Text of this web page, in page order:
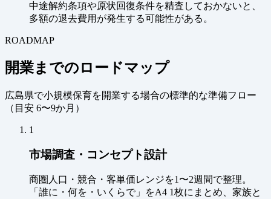
中途解約条項や原状回復条件を精査しておかないと、
多額の退去費用が発生する可能性がある。
ROADMAP
開業までのロードマップ
広島県で小規模保育を開業する場合の標準的な準備フロー
（ 目安 6〜9か月 ）
1
市場調査・コンセプト設計
商圏人口・競合・客単価レンジを1〜2週間で整理。
「誰に・何を・いくらで」をA4 1枚にまとめ、家族と